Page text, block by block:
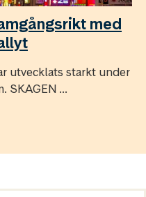
med
utvecklats starkt under
SKAGEN ...